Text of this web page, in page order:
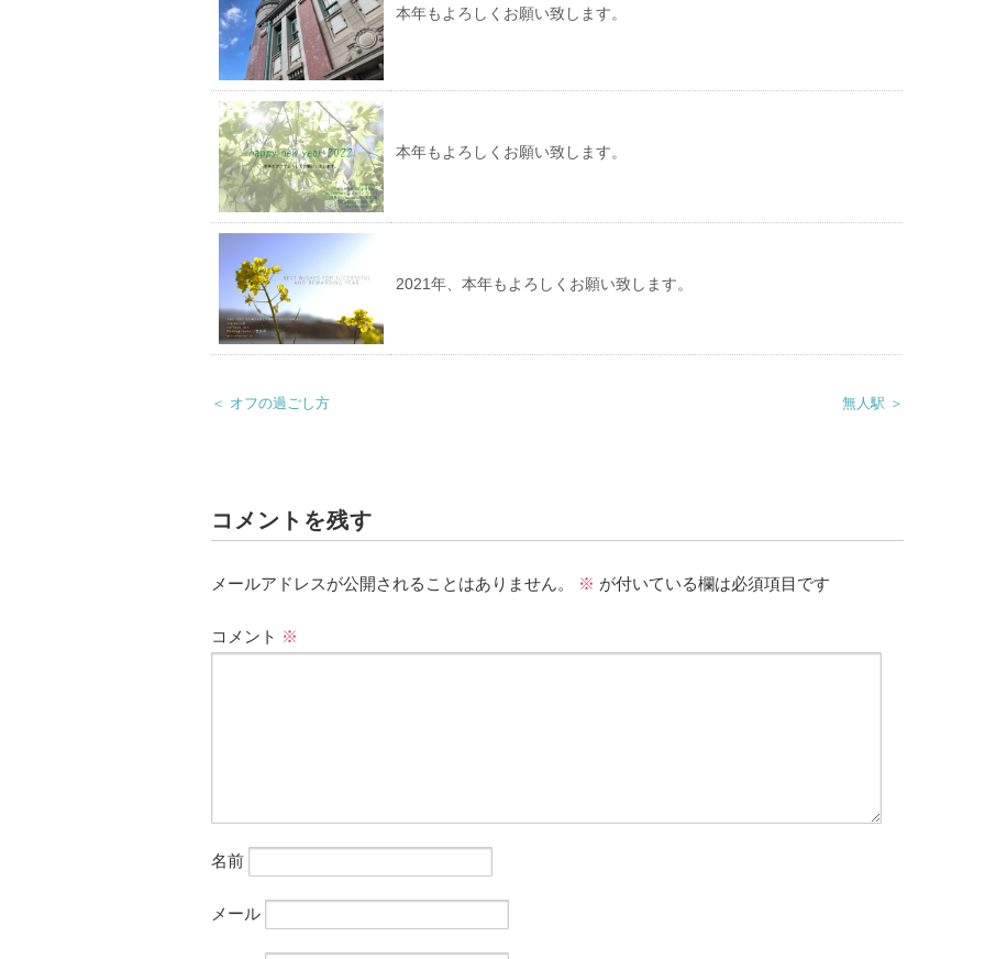
本年もよろしくお願い致します。
本年もよろしくお願い致します。
2021年、本年もよろしくお願い致します。
＜ オフの過ごし方 無人駅 ＞
コメントを残す
メールアドレスが公開されることはありません。 ※ が付いている欄は必須項目です
コメント ※
名前
メール